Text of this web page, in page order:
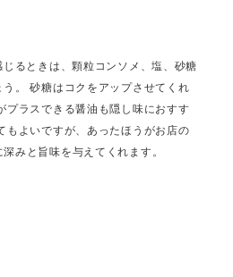
るときは、顆粒コンソメ、塩、砂糖
。 砂糖はコクをアップさせてくれ
プラスできる醤油も隠し味におすす
もよいですが、あったほうがお店の
みと旨味を与えてくれます。